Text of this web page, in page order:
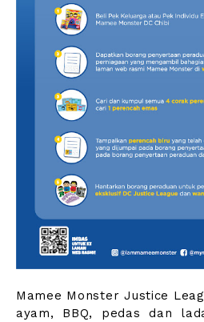
Mamee Monster Justice
ayam, BBQ, pedas dan